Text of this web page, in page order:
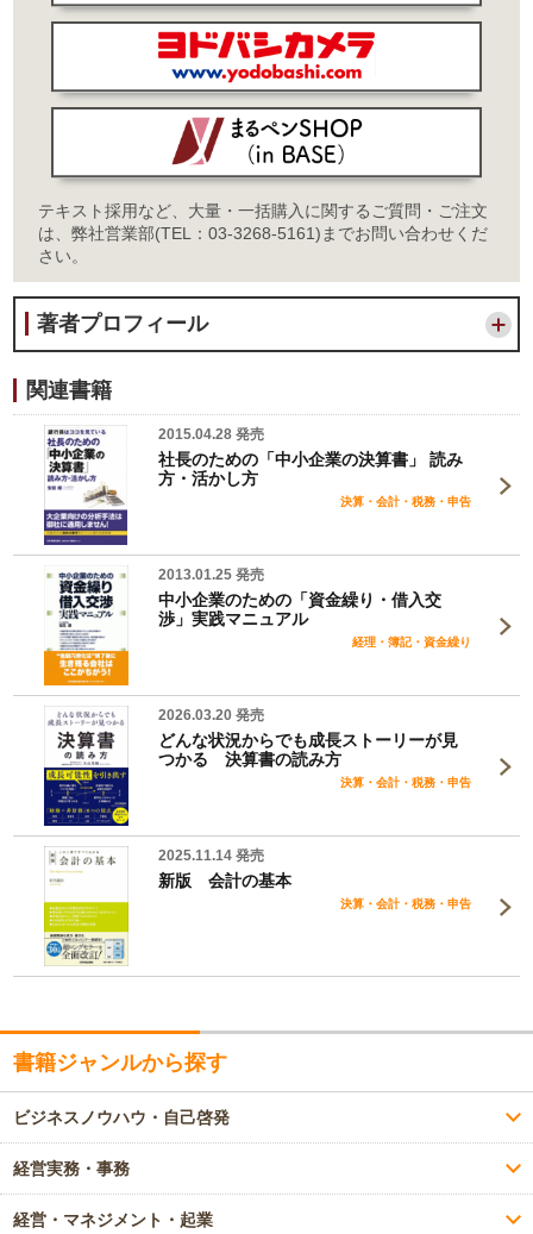
テキスト採用など、大量・一括購入に関するご質問・ご注文
は、弊社営業部(TEL：03-3268-5161)までお問い合わせくだ
さい。
著者プロフィール
関連書籍
2015.04.28 発売
社長のための「中小企業の決算書」 読み
方・活かし方
決算・会計・税務・申告
2013.01.25 発売
中小企業のための「資金繰り・借入交
渉」実践マニュアル
経理・簿記・資金繰り
2026.03.20 発売
どんな状況からでも成長ストーリーが見
つかる 決算書の読み方
決算・会計・税務・申告
2025.11.14 発売
新版 会計の基本
決算・会計・税務・申告
書籍ジャンルから探す
ビジネスノウハウ・自己啓発
経営実務・事務
経営・マネジメント・起業